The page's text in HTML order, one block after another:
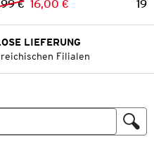
Vorheriger Preis:
€ Neuer Preis:
16,00 €
LIEFERUNG
Filialen